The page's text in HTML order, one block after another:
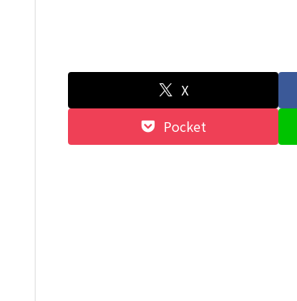
X
Pocket